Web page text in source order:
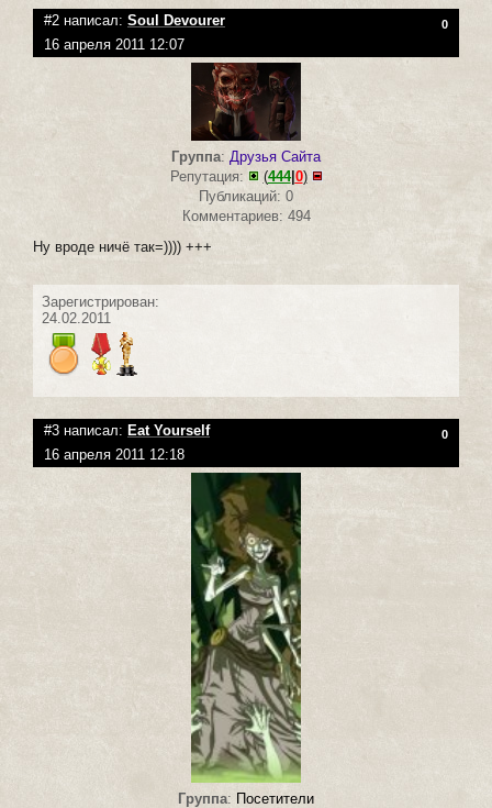
#2 написал: Soul Devourer 0
16 апреля 2011 12:07
Группа: Друзья Сайта
Репутация:
(444| 0)
Публикаций: 0
Комментариев: 494
Ну вроде ничё так=)))) +++
Зарегистрирован:
24.02.2011
#3 написал: Eat Yourself 0
16 апреля 2011 12:18
Группа: Посетители